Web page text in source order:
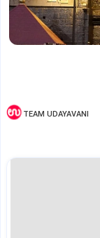
TEAM UDAYAVANI